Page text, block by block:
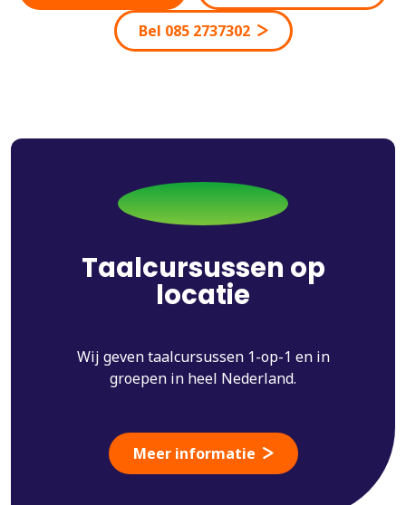
Bel 085 2737302
Taalcursussen op
locatie
Wij geven taalcursussen 1-op-1 en in
groepen in heel Nederland.
Meer informatie